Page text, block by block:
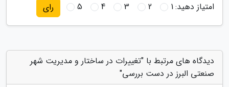
امتیاز دهید:1
2
3
4
5 رای
دیدگاه های مرتبط با "تغییرات در ساختار و مدیریت شهر
صنعتی البرز در دست بررسی"